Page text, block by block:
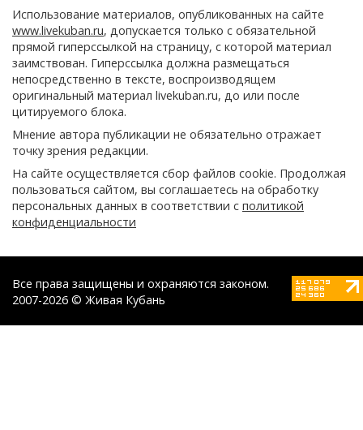
Использование материалов, опубликованных на сайте
www.livekuban.ru, допускается только с обязательной
прямой гиперссылкой на страницу, с которой материал
заимствован. Гиперссылка должна размещаться
непосредственно в тексте, воспроизводящем
оригинальный материал livekuban.ru, до или после
цитируемого блока.
Мнение автора публикации не обязательно отражает
точку зрения редакции.
На сайте осуществляется сбор файлов cookie. Продолжая
пользоваться сайтом, вы соглашаетесь на обработку
персональных данных в соответствии с политикой
конфиденциальности
Все права защищены и охраняются законом.
2007-2026 © Живая Кубань